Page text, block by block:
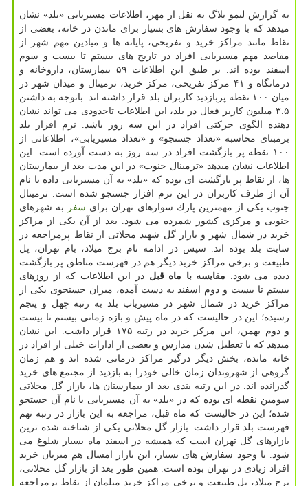
به گزارش لیمو بلاگ به نقل از مهر، اطلاعات مسیریابی «بلد» نشان
میدهد كه با وجود سفارش های بسیار برای ماندن در خانه، بعضی از
نقاط مانند مراكز خرید و تفریحی، پایانه ها و میادین مهم شهر از
مقاصد مهم مسیریابی افراد در تاریخ های بیستم تا بیست و سوم
اسفند بوده اند. بر طبق این اطلاعات ۵۹ بیمارستان، داروخانه و
درمانگاه و ۴۱ مركز تفریحی، مركز خرید، ترمینال و میدان شهر در
میان ۱۰۰ نقطه پربازدید كاربران بلد قرار داشته اند. باتوجه به داشتن
۳.۵ میلیون كاربر فعال در بلد، این اطلاعات تاحدودی می تواند نشان
دهنده الگوی حركتی افراد در این سه روز باشد. نرم افزار بلد
برمبنای محاسبه «تعداد جستجو» و «تعداد مسیریابی»، اطلاعاتی از
۱۰۰ نقطه پر بازگشت افراد در سه روز به دست آورده است. این
اطلاعات نشان میدهد «ترمینال جنوب» در این مدت بعد از بیمارستان
ها، از نقاط پر بازگشت ای بوده كه «بلد» به آن مسیریابی داده یا نام
آن از طرف كاربران در این نرم افزار جستجو شده است. ترمینال
جنوب یكی از مهمترین پارك سوارهای تهران برای سفر
به شهرهای
جنوبی و مركزی كشور شمرده می شود. بعد از آن یكی از مراكز
خرید در شمال شهر و بازار گل شهید محلاتی از نقاط پرمراجعه در
سایت بلد بوده اند. سپس در ادامه نام برج میلاد، بام تهران، پل
طبیعت و برخی مراكز خرید دیگر هم در فهرست مناطق پر بازگشت
دیده می شود. مقایسه با ماه قبل در این اطلاعات كه از روزهای
بیستم تا بیست و دوم اسفند به دست آمده، میزان جستجوی یكی از
مراكز خرید در شمال شهر در مسیریاب بلد به رتبه چهل و پنجم
رسیده؛ این در حالیست كه در ماه پیش و بازه زمانی بیستم تا بیست
و دوم بهمن، این مركز خرید در رتبه ۱۷۵ قرار داشت. این نشان
میدهد كه با تعطیل شدن مدارس و بعضی از ادارات خیلی از افراد در
خانه مانده، بخش دیگر درگیر مراكز درمانی شده اند و هم زمان
گروهی از شهروندان زمان خالی خودرا به بازدید از مجتمع های خرید
گذرانده اند. در این رتبه بندی بعد از بیمارستان ها، بازار گل محلاتی
سومین نقطه ای بوده كه در «بلد» به آن مسیریابی یا نام آن جستجو
شده؛ این در حالیست كه ماه قبل، مراجعه به این بازار در رتبه نهم
فهرست بلد قرار داشت. بازار گل محلاتی یكی از شناخته شده ترین
بازارهای گل تهران است كه همیشه در اسفند ماه بسیار شلوغ می
شود. با وجود سفارش های بسیار، این بازار امسال هم میزبان خرید
افراد زیادی در تهران بوده است. همین طور بعد از بازار گل محلاتی،
برج میلاد، پل طبیعت و برخی مراكز خرید مبلمان از نقاط پرمراجعه